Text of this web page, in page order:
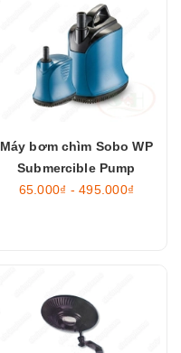
Máy bơm chìm Sobo WP
Submercible Pump
65.000₫ - 495.000₫